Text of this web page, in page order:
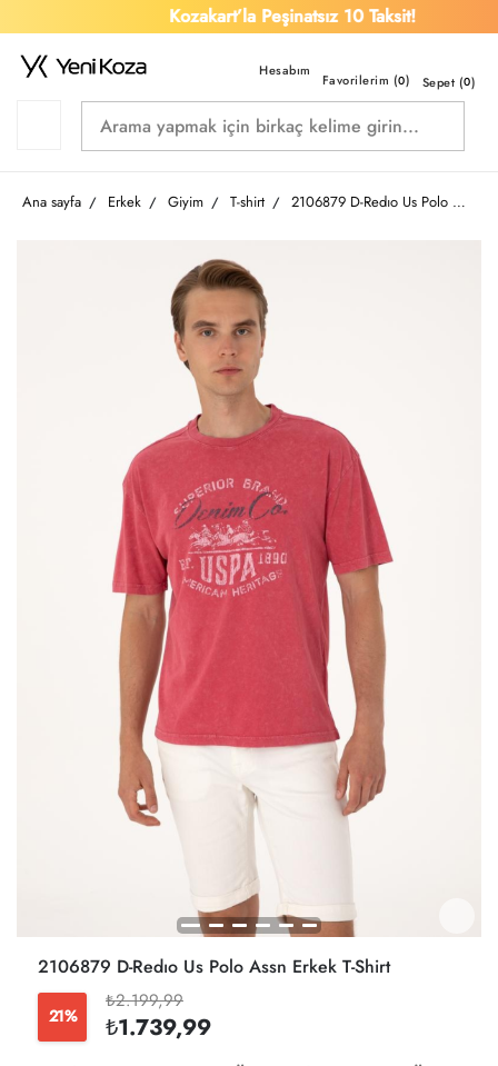
Kozakart’la Peşinatsız 10 Taksit!
Favorilerim (0) Sepet (0)
Ana sayfa Erkek Giyim T-shirt 2106879 D-Redıo Us Polo Assn Erkek T-Shirt
2106879 D-Redıo Us Polo Assn Erkek T-Shirt
21%
₺2.199,99
₺1.739,99